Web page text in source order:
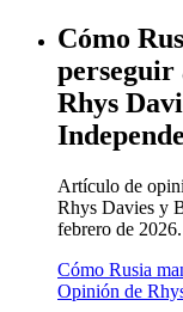
Cómo
perseguir
Rhys
Artículo de
Rhys Davies y
febrero de 2026.
Cómo Rusia
Opinión de